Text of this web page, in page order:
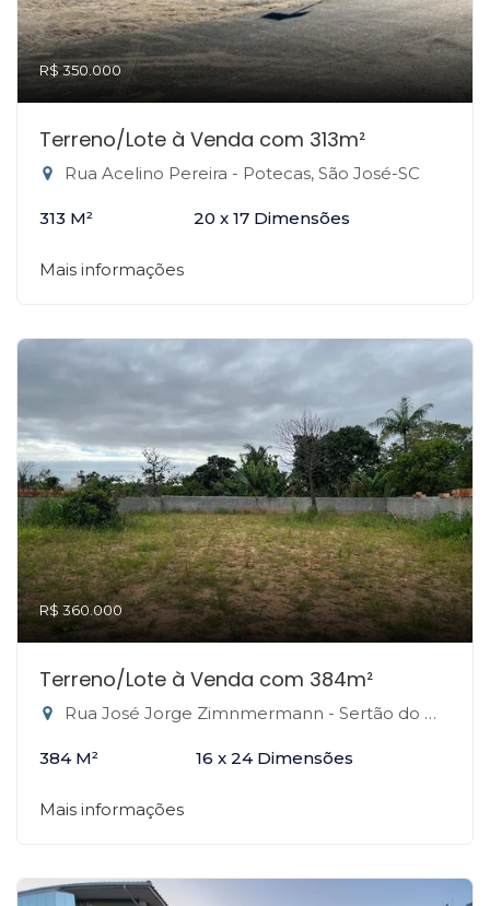
R$ 350.000
Terreno/Lote à Venda com 313m²
Rua Acelino Pereira - Potecas, São José-SC
313 M² 20 x 17 Dimensões
Mais informações
R$ 360.000
Terreno/Lote à Venda com 384m²
Rua José Jorge Zimnmermann - Sertão do Maruim, São José-SC
384 M² 16 x 24 Dimensões
Mais informações